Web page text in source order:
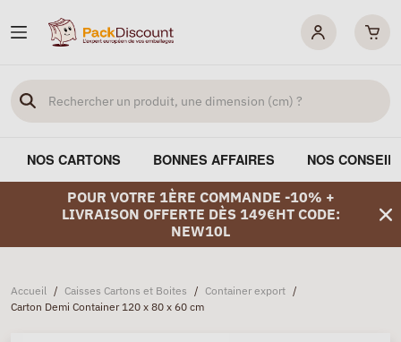
NOS CARTONS BONNES AFFAIRES NOS
POUR VOTRE 1ÈRE COMMANDE -10% +
LIVRAISON OFFERTE DÈS 149€HT CODE:
NEW10L
Accueil / Caisses Cartons et Boites / Container export /
Carton Demi Container 120 x 80 x 60 cm